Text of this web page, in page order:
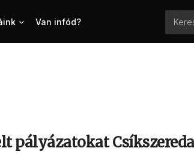
Van infód?
pályázatokat